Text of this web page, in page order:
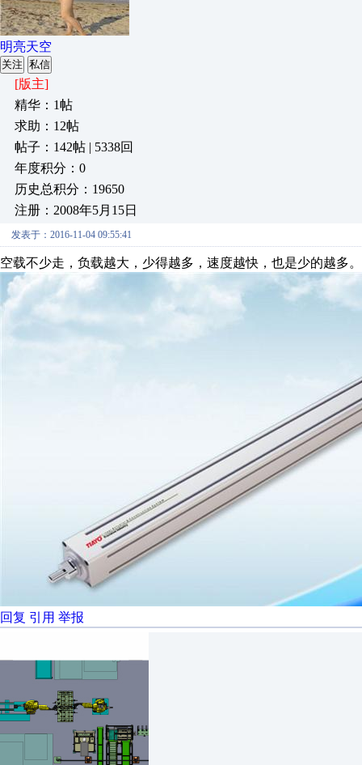
明亮天空
关注 私信
[版主]
精华：1帖
求助：12帖
帖子：142帖 | 5338回
年度积分：0
历史总积分：19650
注册：2008年5月15日
发表于：2016-11-04 09:55:41
空载不少走，负载越大，少得越多，速度越快，也是少的越多
回复 引用 举报